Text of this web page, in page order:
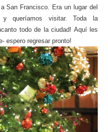
San Francisco. Era un lugar del
y queríamos visitar. Toda la
todo de la ciudad! Aquí les
espero regresar pronto!